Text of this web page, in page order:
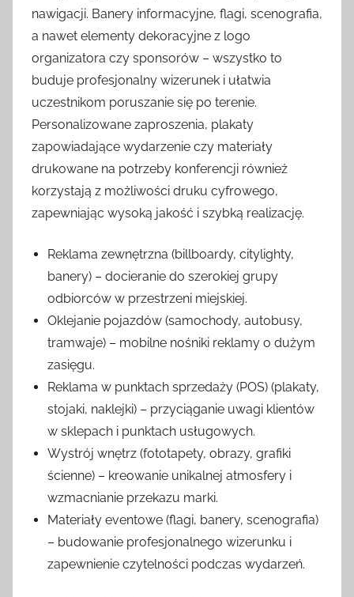
nawigacji. Banery informacyjne, flagi, scenografia,
a nawet elementy dekoracyjne z logo
organizatora czy sponsorów – wszystko to
buduje profesjonalny wizerunek i ułatwia
uczestnikom poruszanie się po terenie.
Personalizowane zaproszenia, plakaty
zapowiadające wydarzenie czy materiały
drukowane na potrzeby konferencji również
korzystają z możliwości druku cyfrowego,
zapewniając wysoką jakość i szybką realizację.
Reklama zewnętrzna (billboardy, citylighty,
banery) – docieranie do szerokiej grupy
odbiorców w przestrzeni miejskiej.
Oklejanie pojazdów (samochody, autobusy,
tramwaje) – mobilne nośniki reklamy o dużym
zasięgu.
Reklama w punktach sprzedaży (POS) (plakaty,
stojaki, naklejki) – przyciąganie uwagi klientów
w sklepach i punktach usługowych.
Wystrój wnętrz (fototapety, obrazy, grafiki
ścienne) – kreowanie unikalnej atmosfery i
wzmacnianie przekazu marki.
Materiały eventowe (flagi, banery, scenografia)
– budowanie profesjonalnego wizerunku i
zapewnienie czytelności podczas wydarzeń.